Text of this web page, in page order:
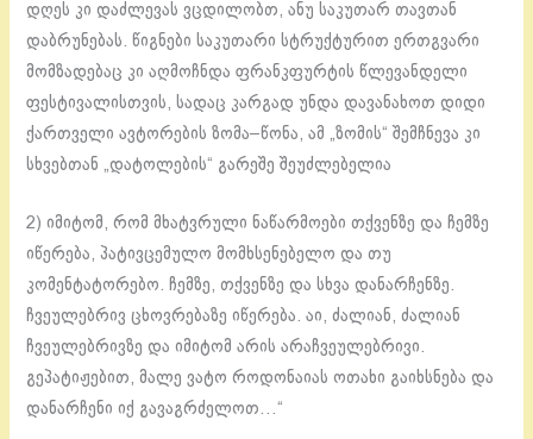
დღეს კი დაძლევას ვცდილობთ, ანუ საკუთარ თავთან
დაბრუნებას. წიგნები საკუთარი სტრუქტურით ერთგვარი
მომზადებაც კი აღმოჩნდა ფრანკფურტის წლევანდელი
ფესტივალისთვის, სადაც კარგად უნდა დავანახოთ დიდი
ქართველი ავტორების ზომა–წონა, ამ „ზომის“ შემჩნევა კი
სხვებთან „დატოლების“ გარეშე შეუძლებელია
2) იმიტომ, რომ მხატვრული ნაწარმოები თქვენზე და ჩემზე
იწერება, პატივცემულო მომხსენებელო და თუ
კომენტატორებო. ჩემზე, თქვენზე და სხვა დანარჩენზე.
ჩვეულებრივ ცხოვრებაზე იწერება. აი, ძალიან, ძალიან
ჩვეულებრივზე და იმიტომ არის არაჩვეულებრივი.
გეპატიჟებით, მალე ვატო როდონაიას ოთახი გაიხსნება და
დანარჩენი იქ გავაგრძელოთ…“